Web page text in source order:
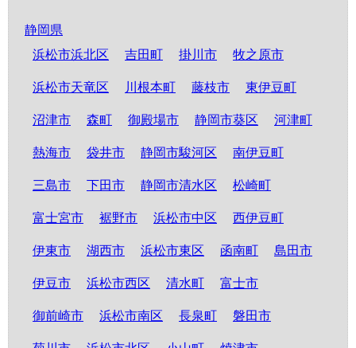
静岡県
浜松市浜北区
吉田町 掛川市 牧之原市
浜松市天竜区 川根本町 藤枝市 東伊豆町
沼津市 森町 御殿場市 静岡市葵区 河津町
熱海市 袋井市 静岡市駿河区 南伊豆町
三島市 下田市 静岡市清水区 松崎町
富士宮市 裾野市 浜松市中区 西伊豆町
伊東市 湖西市 浜松市東区 函南町 島田市
伊豆市 浜松市西区 清水町 富士市
御前崎市 浜松市南区 長泉町 磐田市